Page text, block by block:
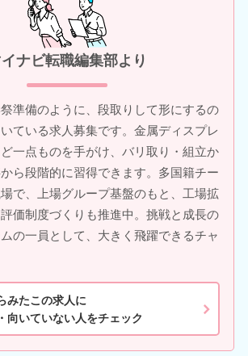
ナビ転職編集部より
準備のように、段取りして形にするの
ている求人募集です。金属ディスプレ
一点ものを手がけ、バリ取り・組立か
ら段階的に習得できます。多国籍チー
で、上場グループ基盤のもと、工場拡
価制度づくりも推進中。挑戦と成長の
の一員として、大きく飛躍できるチャ
みたこの求人に
向いていない人をチェック